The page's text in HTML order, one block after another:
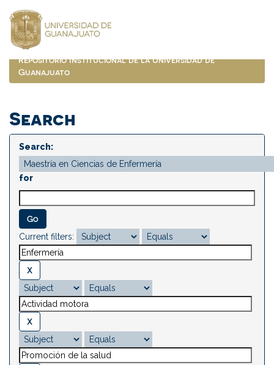
navigation
Repositorio Institucional de la Universidad de
Guanajuato
Search
Search:
for
Current filters: